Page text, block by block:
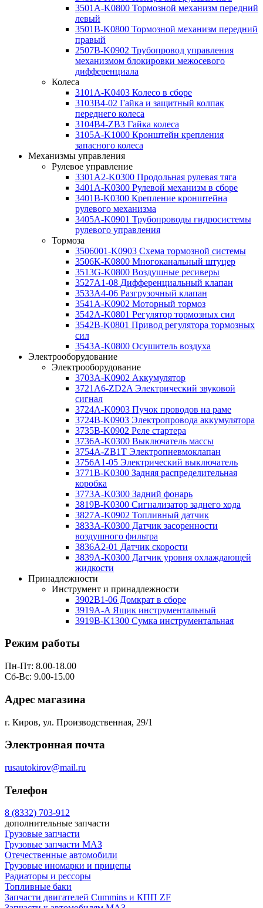
3501A-K0800 Тормозной механизм передний
левый
3501B-K0800 Тормозной механизм передний
правый
2507B-K0902 Трубопровод управления
механизмом блокировки межосевого
дифференциала
Колеса
3101A-K0403 Колесо в сборе
3103B4-02 Гайка и защитный колпак
переднего колеса
3104B4-ZB3 Гайка колеса
3105A-K1000 Кронштейн крепления
запасного колеса
Механизмы управления
Рулевое управление
3301A2-K0300 Продольная рулевая тяга
3401A-K0300 Рулевой механизм в сборе
3401B-K0300 Крепление кронштейна
рулевого механизма
3405A-K0901 Трубопроводы гидросистемы
рулевого управления
Тормоза
3506001-K0903 Схема тормозной системы
3506K-K0800 Многоканальный штуцер
3513G-K0800 Воздушные ресиверы
3527A1-08 Дифференциальный клапан
3533A4-06 Разгрузочный клапан
3541A-K0902 Моторный тормоз
3542A-K0801 Регулятор тормозных сил
3542B-K0801 Привод регулятора тормозных
сил
3543A-K0800 Осушитель воздуха
Электрооборудование
Электрооборудование
3703A-K0902 Аккумулятор
3721A6-ZD2A Электрический звуковой
сигнал
3724A-K0903 Пучок проводов на раме
3724B-K0903 Электропровода аккумулятора
3735B-K0902 Реле стартера
3736A-K0300 Выключатель массы
3754A-ZB1T Электропневмоклапан
3756A1-05 Электрический выключатель
3771B-K0300 Задняя распределительная
коробка
3773A-K0300 Задний фонарь
3819B-K0300 Сигнализатор заднего хода
3827A-K0902 Топливный датчик
3833A-K0300 Датчик засоренности
воздушного фильтра
3836A2-01 Датчик скорости
3839A-K0300 Датчик уровня охлаждающей
жидкости
Принадлежности
Инструмент и принадлежности
3902B1-06 Домкрат в сборе
3919A-A Ящик инструментальный
3919B-K1300 Сумка инструментальная
Режим работы
Пн-Пт: 8.00-18.00
Сб-Вс: 9.00-15.00
Адрес магазина
г. Киров, ул. Производственная, 29/1
Электронная почта
rusautokirov@mail.ru
Телефон
8 (8332) 703-912
дополнительные запчасти
Грузовые запчасти
Грузовые запчасти МАЗ
Отечественные автомобили
Грузовые иномарки и прицепы
Радиаторы и рессоры
Топливные баки
Запчасти двигателей Cummins и КПП ZF